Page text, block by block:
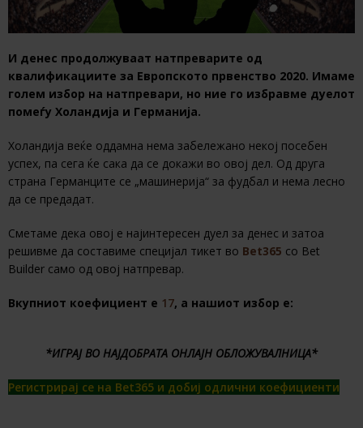
И денес продолжуваат натпреварите од
квалификациите за Европското првенство 2020. Имаме
голем избор на натпревари, но ние го избравме дуелот
помеѓу Холандија и Германија.
Холандија веќе оддамна нема забележано некој посебен
успех, па сега ќе сака да се докажи во овој дел. Од друга
страна Германците се „машинерија“ за фудбал и нема лесно
да се предадат.
Сметаме дека овој е најинтересен дуел за денес и затоа
решивме да составиме специјал тикет во Bet365 со Bet
Builder само од овој натпревар.
Вкупниот коефициент е 17, а нашиот избор е:
*ИГРАЈ ВО НАЈДОБРАТА ОНЛАЈН ОБЛОЖУВАЛНИЦА*
Регистрирај се на Bet365 и добиј одлични коефициенти